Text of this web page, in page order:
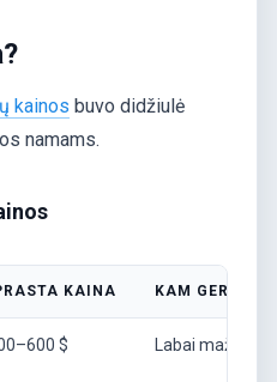
kainos buvo didžiulė
namams.
KAINA KAM
$ Labai mažoms